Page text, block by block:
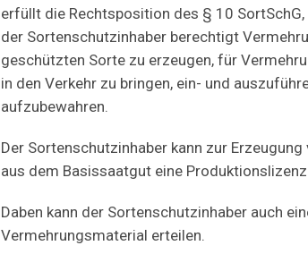
erfüllt die Rechtsposition des § 10
der Sortenschutzinhaber berechtigt
geschützten Sorte zu erzeugen, für
in den Verkehr zu bringen, ein- und
aufzubewahren.
Der Sortenschutzinhaber kann zur
aus dem Basissaatgut eine
Daben kann der Sortenschutzinhaber auch
Vermehrungsmaterial erteilen.